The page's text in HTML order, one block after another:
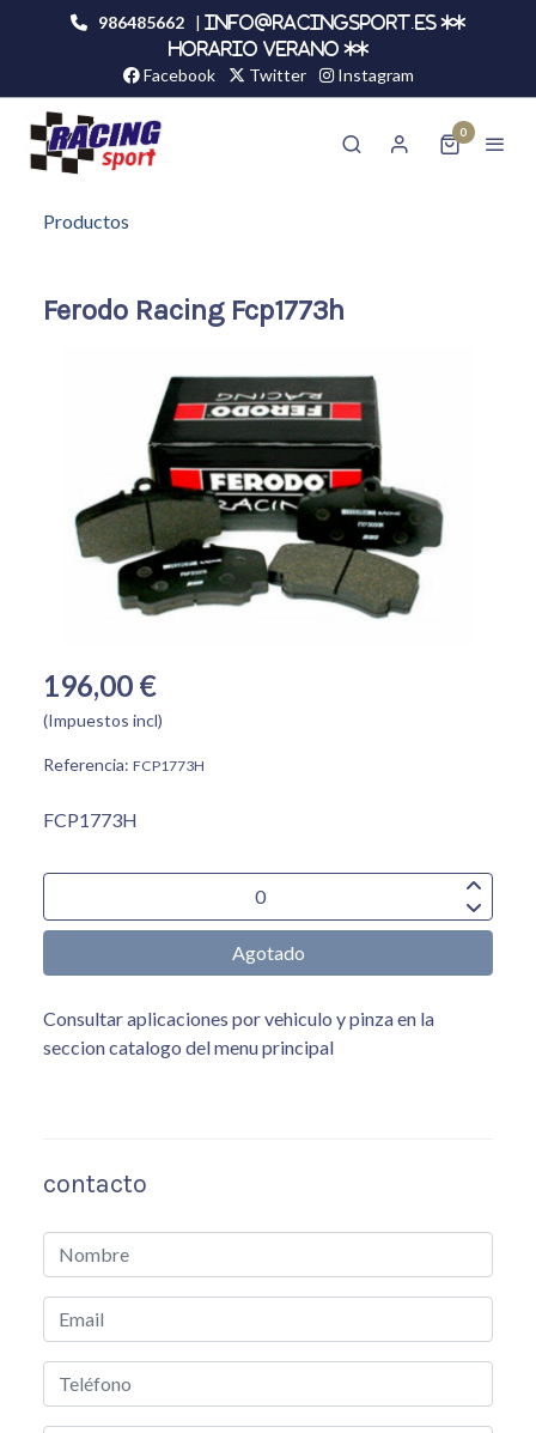
986485662 |
info@racingsport.es **
HORARIO VERANO **
Facebook Twitter Instagram
0
Productos
Ferodo Racing Fcp1773h
196,00 €
(Impuestos incl)
Referencia: FCP1773H
FCP1773H
Agotado
Consultar aplicaciones por vehiculo y pinza en la
seccion catalogo del menu principal
contacto